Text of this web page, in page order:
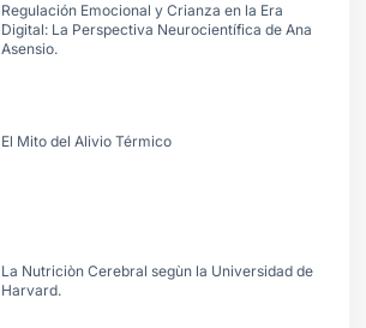
Regulación Emocional y Crianza en la Era
Digital: La Perspectiva Neurocientífica de Ana
Asensio.
El Mito del Alivio Térmico
La Nutriciòn Cerebral segùn la Universidad de
Harvard.